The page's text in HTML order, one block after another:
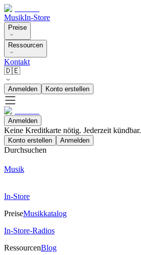
MusikIn-Store
Preise
Ressourcen
Kontakt
🇩🇪
Anmelden Konto erstellen
Anmelden
Keine Kreditkarte nötig. Jederzeit kündbar.
Konto erstellen Anmelden
Durchsuchen
Musik
In-Store
PreiseMusikkatalog
In-Store-Radios
RessourcenBlog